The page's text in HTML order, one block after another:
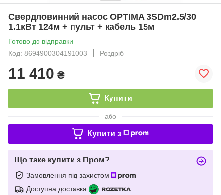
Свердловинний насос OPTIMA 3SDm2.5/30
1.1кВт 124м + пульт + кабель 15м
Готово до відправки
Код: 8694900304191003
Роздріб
11 410 ₴
Купити
або
Купити з
Що таке купити з Пром?
Замовлення під захистом
Доступна доставка